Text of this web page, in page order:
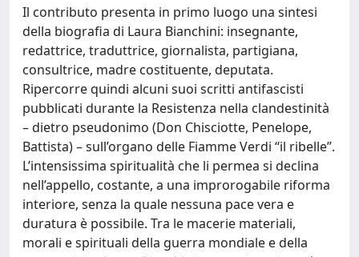
Il contributo presenta in primo luogo una sintesi
della biografia di Laura Bianchini: insegnante,
redattrice, traduttrice, giornalista, partigiana,
consultrice, madre costituente, deputata.
Ripercorre quindi alcuni suoi scritti antifascisti
pubblicati durante la Resistenza nella clandestinità
– dietro pseudonimo (Don Chisciotte, Penelope,
Battista) – sull’organo delle Fiamme Verdi “il ribelle”.
L’intensissima spiritualità che li permea si declina
nell’appello, costante, a una improrogabile riforma
interiore, senza la quale nessuna pace vera e
duratura è possibile. Tra le macerie materiali,
morali e spirituali della guerra mondiale e della